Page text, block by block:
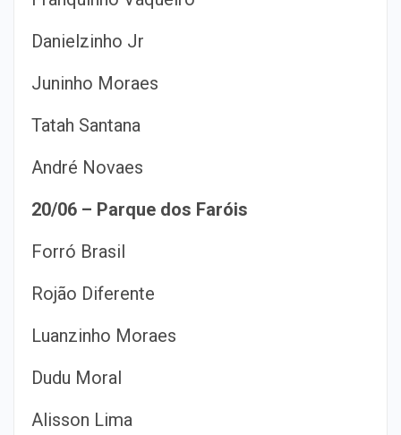
Danielzinho Jr
Juninho Moraes
Tatah Santana
André Novaes
20/06 – Parque dos Faróis
Forró Brasil
Rojão Diferente
Luanzinho Moraes
Dudu Moral
Alisson Lima